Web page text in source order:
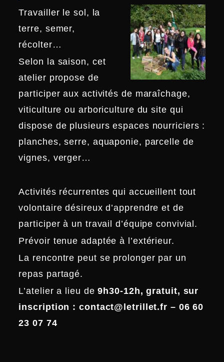
Travailler le sol, la
terre, semer,
récolter…
Selon la saison, cet
atelier propose de
participer aux activités de maraîchage,
viticulture ou arboriculture du site qui
dispose de plusieurs espaces nourriciers :
planches, serre, aquaponie, parcelle de
vignes, verger…
Activités récurrentes qui accueillent tout
volontaire désireux d’apprendre et de
participer à un travail d’équipe convivial.
Prévoir tenue adaptée à l’extérieur.
La rencontre peut se prolonger par un
repas partagé.
L’atelier a lieu de9h30-12h, gratuit, sur
inscription : contact@letrillet.fr – 06 60
23 07 74